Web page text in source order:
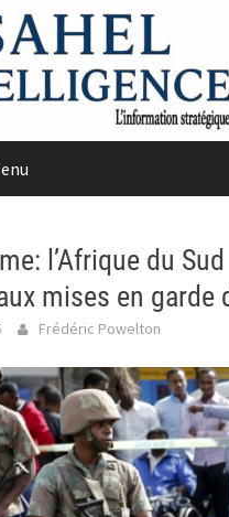
l’Afrique du
mises en garde
Frédéric Powelton